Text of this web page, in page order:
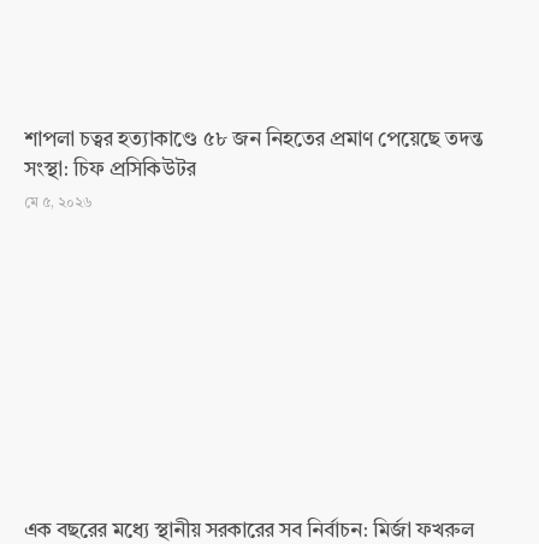
শাপলা চত্বর হত্যাকাণ্ডে ৫৮ জন নিহতের প্রমাণ পেয়েছে তদন্ত
সংস্থা: চিফ প্রসিকিউটর
মে ৫, ২০২৬
এক বছরের মধ্যে স্থানীয় সরকারের সব নির্বাচন: মির্জা ফখরুল